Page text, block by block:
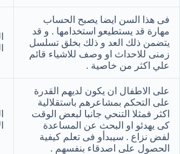
فى هذا السن ايضا يصبح الحساب
مهارة قد يستطيعو استخدامها . و قد
يتضمن ذلك العد و ذلك بخلق تسلسل
زمنى للاحداث او وصف للاشياء قائم
علي اكثر من خاصية .
على الاطفال ان يكون لديهم القدرة
على التحكم بمشاعرهم باستقلالية
اكثر فمثلا التنحي جانبا لبعض الوقت
كى يهدئو او البحث عن المساعدة
لفض نزاع . سيبدأو فى تعلم كيفية
الحصول على اصدقاء بنفسهم .